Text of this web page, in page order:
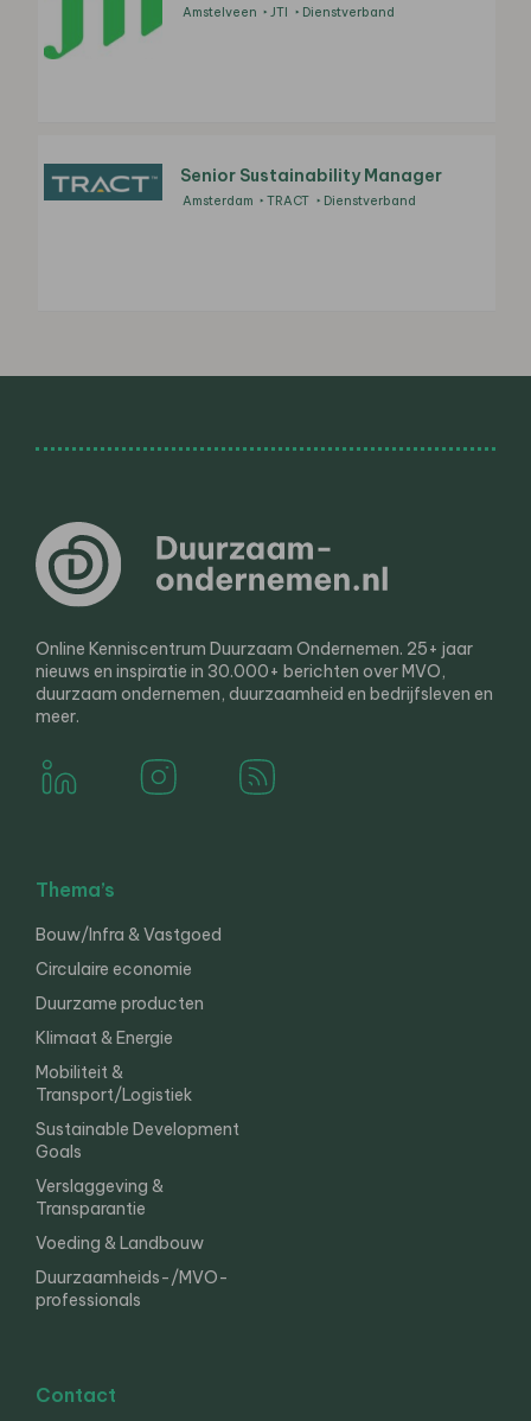
Amstelveen JTI Dienstverband
Senior Sustainability Manager
Amsterdam TRACT Dienstverband
Online Kenniscentrum Duurzaam Ondernemen. 25+ jaar
nieuws en inspiratie in 30.000+ berichten over MVO,
duurzaam ondernemen, duurzaamheid en bedrijfsleven en
meer.
Thema’s
Bouw/Infra & Vastgoed
Circulaire economie
Duurzame producten
Klimaat & Energie
Mobiliteit &
Transport/Logistiek
Sustainable Development
Goals
Verslaggeving &
Transparantie
Voeding & Landbouw
Duurzaamheids-/MVO-
professionals
Contact